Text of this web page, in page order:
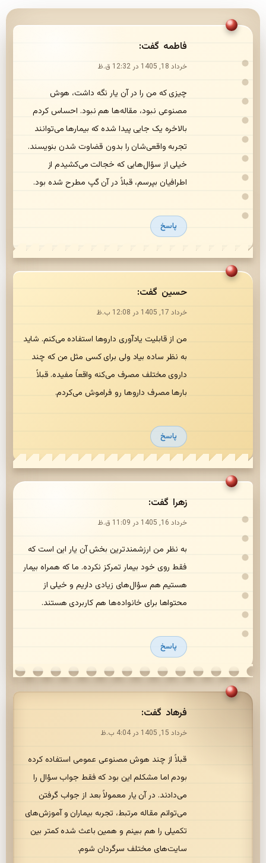
فاطمه گفت:
خرداد 18, 1405 در 12:32 ق.ظ
چیزی که من را در آن یار نگه داشت، هوش
مصنوعی نبود، مقاله‌ها هم نبود. احساس کردم
بالاخره یک جایی پیدا شده که بیمارها می‌توانند
تجربه واقعی‌شان را بدون قضاوت شدن بنویسند.
خیلی از سؤال‌هایی که خجالت می‌کشیدم از
اطرافیان بپرسم، قبلاً در آن گپ مطرح شده بود.
پاسخ
حسین گفت:
خرداد 17, 1405 در 12:08 ب.ظ
من از قابلیت یادآوری داروها استفاده می‌کنم. شاید
به نظر ساده بیاد ولی برای کسی مثل من که چند
داروی مختلف مصرف می‌کنه واقعاً مفیده. قبلاً
بارها مصرف داروها رو فراموش می‌کردم.
پاسخ
زهرا گفت:
خرداد 16, 1405 در 11:09 ق.ظ
به نظر من ارزشمندترین بخش آن یار این است که
فقط روی خود بیمار تمرکز نکرده. ما که همراه بیمار
هستیم هم سؤال‌های زیادی داریم و خیلی از
محتواها برای خانواده‌ها هم کاربردی هستند.
پاسخ
فرهاد گفت:
خرداد 15, 1405 در 4:04 ب.ظ
قبلاً از چند هوش مصنوعی عمومی استفاده کرده
بودم اما مشکلم این بود که فقط جواب سؤال را
می‌دادند. در آن یار معمولاً بعد از جواب گرفتن
می‌توانم مقاله مرتبط، تجربه بیماران و آموزش‌های
تکمیلی را هم ببینم و همین باعث شده کمتر بین
سایت‌های مختلف سرگردان شوم.